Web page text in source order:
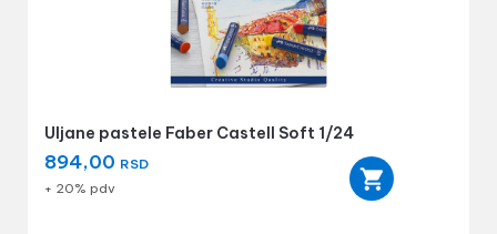
Uljane pastele Faber Castell Soft 1/24
894,00 RSD
+ 20% pdv